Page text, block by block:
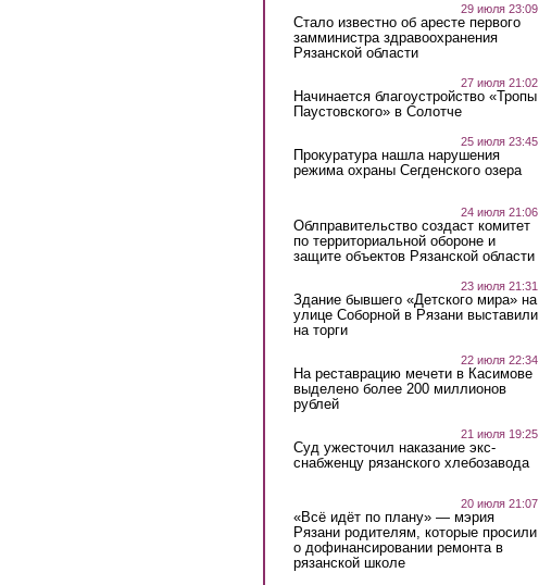
29 июля 23:09
Стало известно об аресте первого
замминистра здравоохранения
Рязанской области
27 июля 21:02
Начинается благоустройство «Тропы
Паустовского» в Солотче
25 июля 23:45
Прокуратура нашла нарушения
режима охраны Сегденского озера
24 июля 21:06
Облправительство создаст комитет
по территориальной обороне и
защите объектов Рязанской области
23 июля 21:31
Здание бывшего «Детского мира» на
улице Соборной в Рязани выставили
на торги
22 июля 22:34
На реставрацию мечети в Касимове
выделено более 200 миллионов
рублей
21 июля 19:25
Суд ужесточил наказание экс-
снабженцу рязанского хлебозавода
20 июля 21:07
«Всё идёт по плану» — мэрия
Рязани родителям, которые просили
о дофинансировании ремонта в
рязанской школе